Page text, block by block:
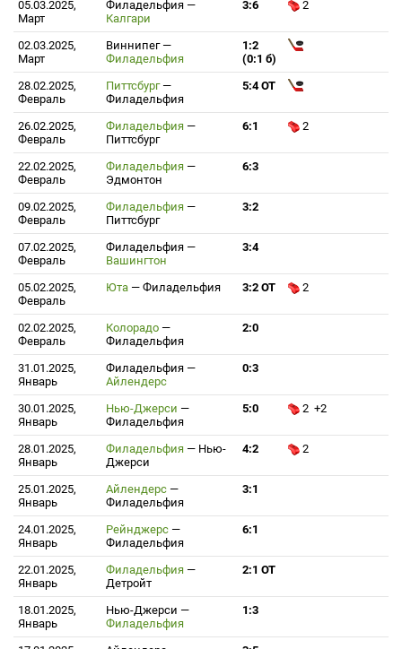
05.03.2025,
Март
Филадельфия —
Калгари
3:6 2
02.03.2025,
Март
Виннипег —
Филадельфия
1:2
(0:1 б)
28.02.2025,
Февраль
Питтсбург —
Филадельфия
5:4 ОТ
26.02.2025,
Февраль
Филадельфия —
Питтсбург
6:1 2
22.02.2025,
Февраль
Филадельфия —
Эдмонтон
6:3
09.02.2025,
Февраль
Филадельфия —
Питтсбург
3:2
07.02.2025,
Февраль
Филадельфия —
Вашингтон
3:4
05.02.2025,
Февраль
Юта — Филадельфия 3:2 ОТ 2
02.02.2025,
Февраль
Колорадо —
Филадельфия
2:0
31.01.2025,
Январь
Филадельфия —
Айлендерс
0:3
30.01.2025,
Январь
Нью-Джерси —
Филадельфия
5:0 2 +2
28.01.2025,
Январь
Филадельфия — Нью-
Джерси
4:2 2
25.01.2025,
Январь
Айлендерс —
Филадельфия
3:1
24.01.2025,
Январь
Рейнджерс —
Филадельфия
6:1
22.01.2025,
Январь
Филадельфия —
Детройт
2:1 ОТ
18.01.2025,
Январь
Нью-Джерси —
Филадельфия
1:3